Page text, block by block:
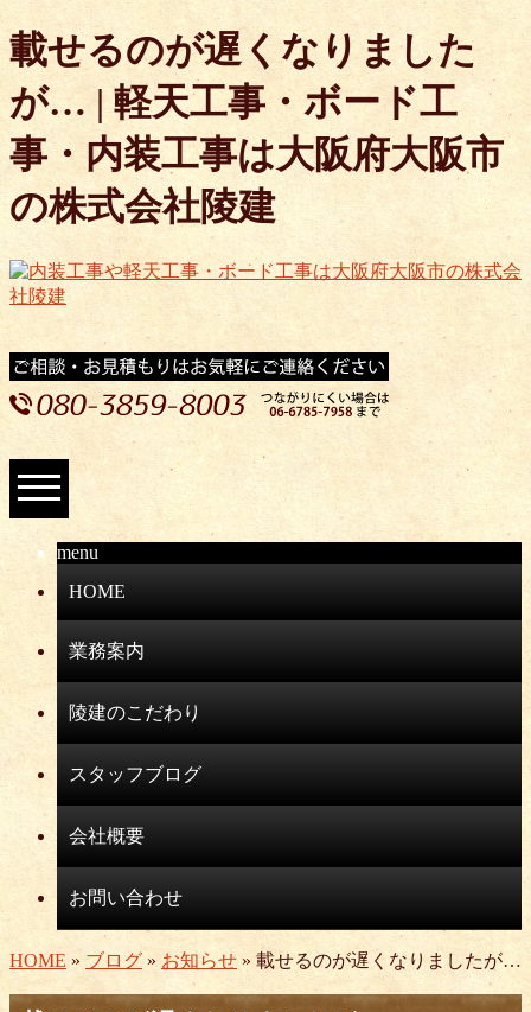
載せるのが遅くなりました
が… | 軽天工事・ボード工
事・内装工事は大阪府大阪市
の株式会社陵建
menu
HOME
業務案内
陵建のこだわり
スタッフブログ
会社概要
お問い合わせ
HOME » ブログ » お知らせ » 載せるのが遅くなりましたが…